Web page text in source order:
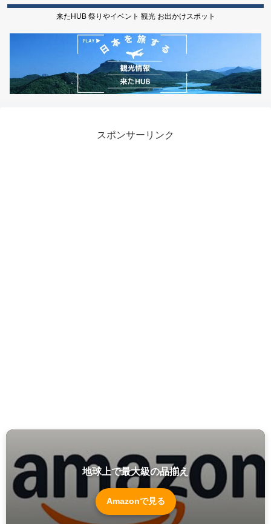
来たHUB 祭りやイベント 観光 お出かけスポット
スポンサーリンク
地球上で最大級の品揃え
Amazonで見る